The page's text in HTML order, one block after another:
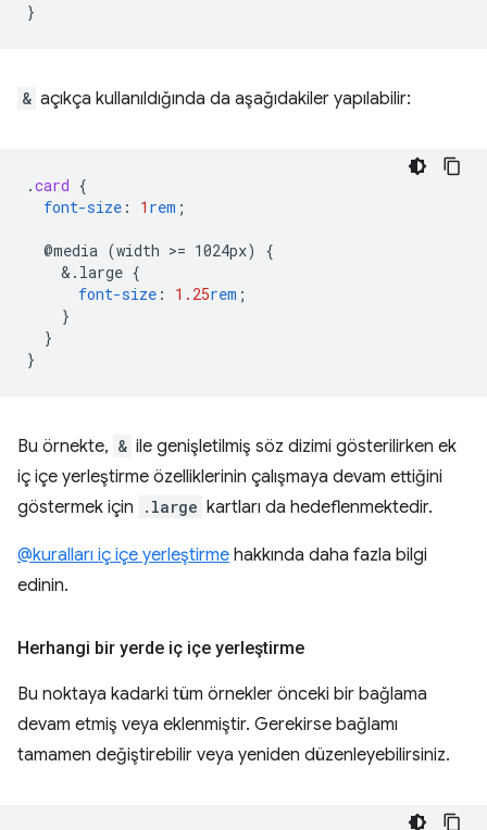
}
& açıkça kullanıldığında da aşağıdakiler yapılabilir:
.card {
font-size : 1 rem ;
@media (width >= 1024px)
{
& .large {
font-size : 1.25rem ;
}
}
}
Bu örnekte, & ile genişletilmiş söz dizimi gösterilirken ek
iç içe yerleştirme özelliklerinin çalışmaya devam ettiğini
göstermek için
.large kartları da hedeflenmektedir.
@kuralları iç içe yerleştirme hakkında daha fazla bilgi
edinin.
Herhangi bir yerde iç içe yerleştirme
Bu noktaya kadarki tüm örnekler önceki bir bağlama
devam etmiş veya eklenmiştir. Gerekirse bağlamı
tamamen değiştirebilir veya yeniden düzenleyebilirsiniz.